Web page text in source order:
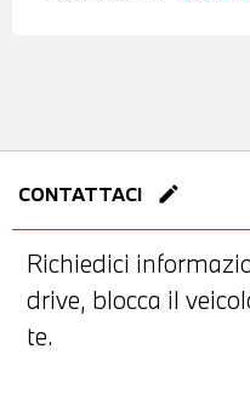
CONTATTACI edit
Richiedici
drive, blocca il
te.